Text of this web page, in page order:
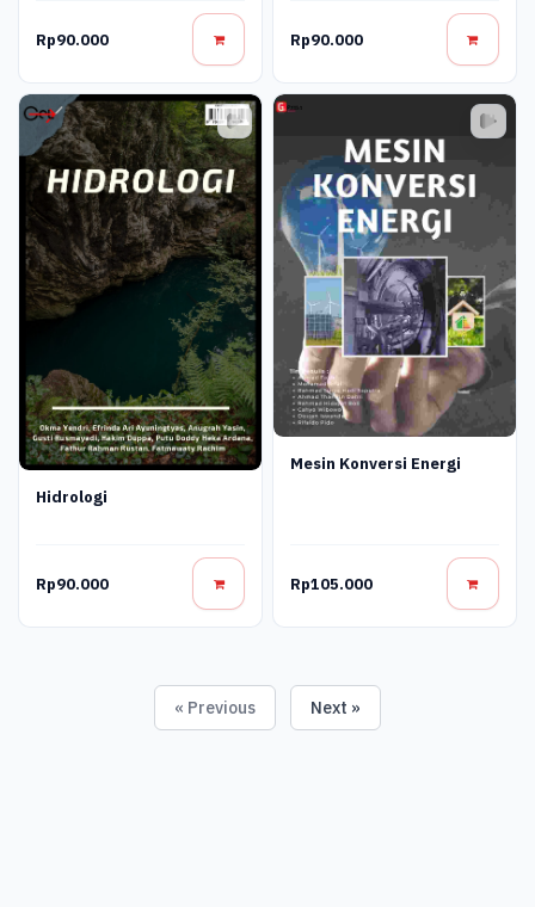
Rp90.000 Rp90.000
Hidrologi
Rp90.000
Mesin Konversi Energi
Rp105.000
« Previous Next »